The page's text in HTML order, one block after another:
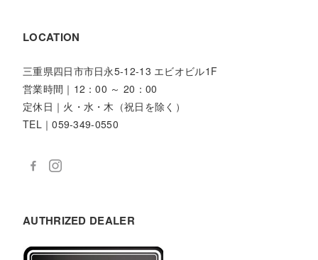
LOCATION
三重県四日市市日永5-12-13 エビオビル1F
営業時間｜12：00 ～ 20：00
定休日｜火・水・木（祝日を除く）
TEL｜059-349-0550
AUTHRIZED DEALER